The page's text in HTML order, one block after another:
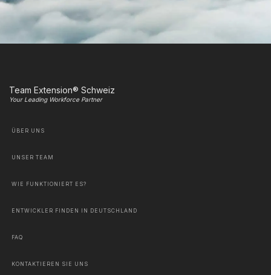
Team Extension® Schweiz
Your Leading Workforce Partner
ÜBER UNS
UNSER TEAM
WIE FUNKTIONIERT ES?
ENTWICKLER FINDEN IN DEUTSCHLAND
FAQ
KONTAKTIEREN SIE UNS